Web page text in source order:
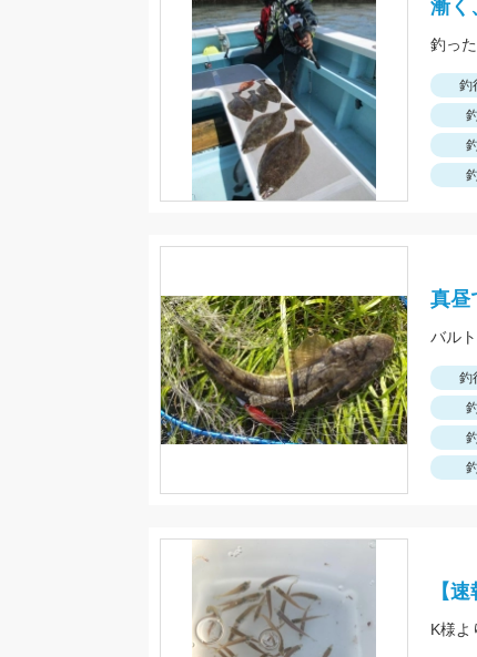
漸く
釣
真昼
バル
釣
【